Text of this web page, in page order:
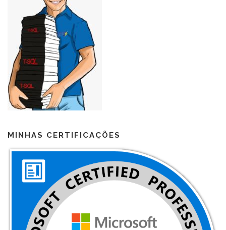
MINHAS CERTIFICAÇÕES